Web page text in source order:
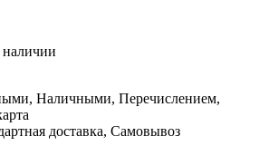
Наличными, Перечислением,
доставка, Самовывоз